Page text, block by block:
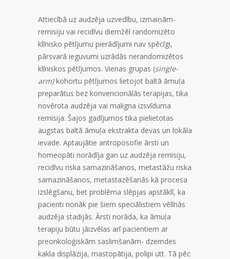
Attiecībā uz audzēja uzvedību, izmaiņām-
remisiju vai recidīvu diemžēl randomizēto
klīnisko pētījumu pierādījumi nav spēcīgi,
pārsvarā ieguvumi uzrādās nerandomizētos
klīniskos pētījumos. Vienas grupas (single-
arm)kohortu pētījumos lietojot baltā āmuļa
preparātus bez konvencionālās terapijas, tika
novērota audzēja vai maligna izsvīduma
remisija. Šajos gadījumos tika pielietotas
augstas baltā āmuļa ekstrakta devas un lokāla
ievade. Aptaujātie antroposofie ārsti un
homeopāti norādīja gan uz audzēja remisiju,
recidīvu riska samazināšanos, metastāžu riska
samazināšanos, metastazēšanās kā procesa
izslēgšanu, bet problēma slēpjas apstāklī, ka
pacienti nonāk pie šiem speciālistiem vēlīnās
audzēja stadijās. Ārsti norāda, ka āmuļa
terapiju būtu jāizvēlas arī pacientiem ar
preonkoloģiskām saslimšanām- dzemdes
kakla displāzija, mastopātija, polipi utt. Tā pēc